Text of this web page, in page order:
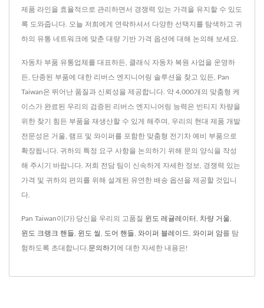
제품 라인을 효율적으로 관리하면서 경쟁력 있는 가격을 유지할 수 있도
록 도와줍니다. 오늘 저희에게 연락하셔서 다양한 선택지를 탐색하고 귀
하의 유통 네트워크에 맞춘 대량 기반 가격 옵션에 대해 논의해 보세요.
자동차 부품 유통업체를 대표하든, 클래식 자동차 복원 사업을 운영하
든, 단종된 부품에 대한 리버스 엔지니어링 솔루션을 찾고 있든, Pan
Taiwan은 뛰어난 품질과 신뢰성을 제공합니다. 약 4,000개의 맞춤형 케
이스가 완료된 우리의 검증된 리버스 엔지니어링 능력은 빈티지 차량을
위한 찾기 힘든 부품을 재생산할 수 있게 해주며, 우리의 현대 제품 개발
전문성은 거울, 램프 및 와이퍼를 포함한 맞춤형 전기차 예비 부품으로
확장됩니다. 귀하의 특정 요구 사항을 논의하기 위해 문의 양식을 작성
해 주시기 바랍니다. 저희 전담 팀이 신속하게 자세한 정보, 경쟁력 있는
가격 및 귀하의 편의를 위해 설계된 유연한 배송 옵션을 제공할 것입니
다.
Pan Taiwan이(가) 당신을 우리의 고품질 윈도 레귤레이터 차량 거울
윈도 크랭크 핸들 윈도 씰 도어 핸들 와이퍼 블레이드 와이퍼 암를 탐
험하도록 초대합니다. 문의하기 에 대한 자세한 내용은!